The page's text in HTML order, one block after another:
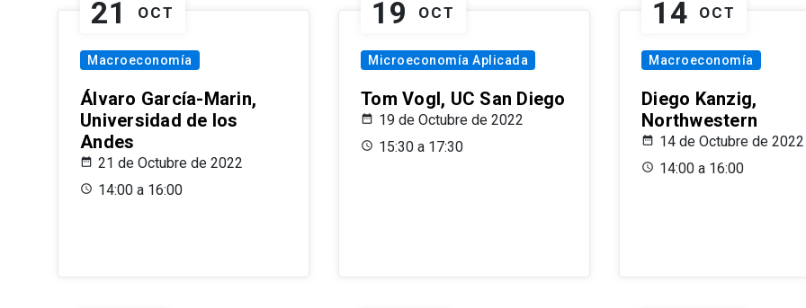
21 OCT
Macroeconomía
Álvaro García-Marin,
Universidad de los
Andes
21 de Octubre de 2022
14:00 a 16:00
19 OCT
Microeconomía Aplicada
Tom Vogl, UC San Diego
19 de Octubre de 2022
15:30 a 17:30
14 OCT
Macroeconomía
Diego Kanzig,
Northwestern
14 de Octubre de 2022
14:00 a 16:00